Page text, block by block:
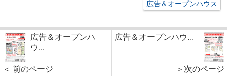
広告＆オープンハウス
広告＆オープンハ
ウ...
＜ 前のページ
広告＆オープンハウ...
＞次のページ